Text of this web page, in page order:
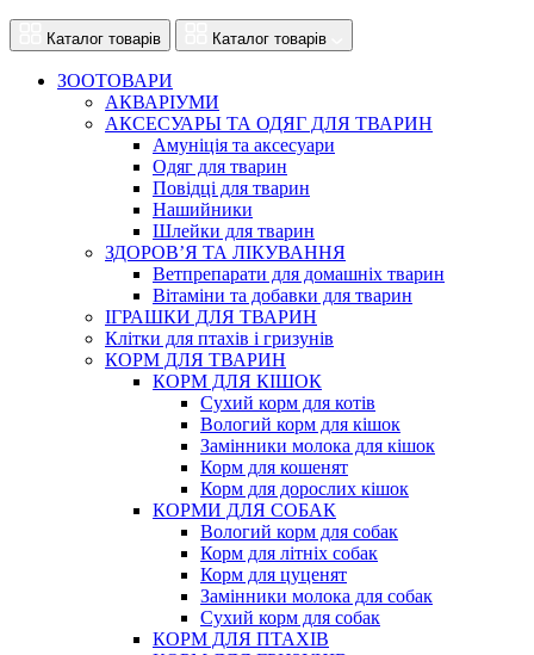
Каталог товарів Каталог товарів
ЗООТОВАРИ
АКВАРІУМИ
АКСЕСУАРЫ ТА ОДЯГ ДЛЯ ТВАРИН
Амуніція та аксесуари
Одяг для тварин
Повідці для тварин
Нашийники
Шлейки для тварин
ЗДОРОВ’Я ТА ЛІКУВАННЯ
Ветпрепарати для домашніх тварин
Вітаміни та добавки для тварин
ІГРАШКИ ДЛЯ ТВАРИН
Клітки для птахів і гризунів
КОРМ ДЛЯ ТВАРИН
КОРМ ДЛЯ КІШОК
Сухий корм для котів
Вологий корм для кішок
Замінники молока для кішок
Корм для кошенят
Корм для дорослих кішок
КОРМИ ДЛЯ СОБАК
Вологий корм для собак
Корм для літніх собак
Корм для цуценят
Замінники молока для собак
Сухий корм для собак
КОРМ ДЛЯ ПТАХІВ